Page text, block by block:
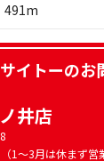
491m
イトーのお
井店
1～3月は休まず営